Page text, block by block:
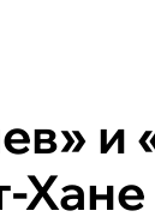
и